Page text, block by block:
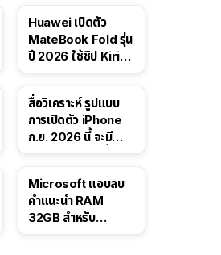
Huawei เปิดตัว
MateBook Fold รุ่น
ปี 2026 ใช้ชิป Kirin
สื่อวิเคราะห์ รูปแบบ
การเปิดตัว iPhone
ก.ย. 2026 นี้ จะมี
Microsoft แอบลบ
คำแนะนำ RAM
32GB สำหรับ